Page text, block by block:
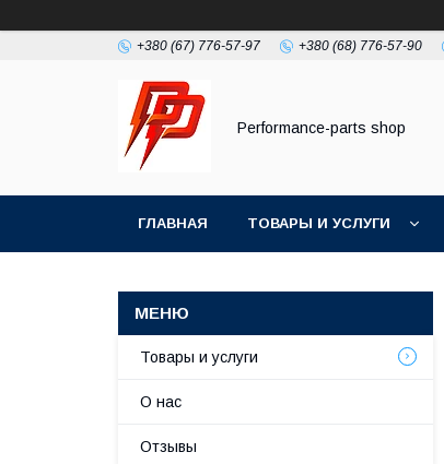
+380 (67) 776-57-97 +380 (68) 776-57-90
Performance-parts shop
ГЛАВНАЯ ТОВАРЫ И УСЛУГИ
Товары и услуги
О нас
Отзывы